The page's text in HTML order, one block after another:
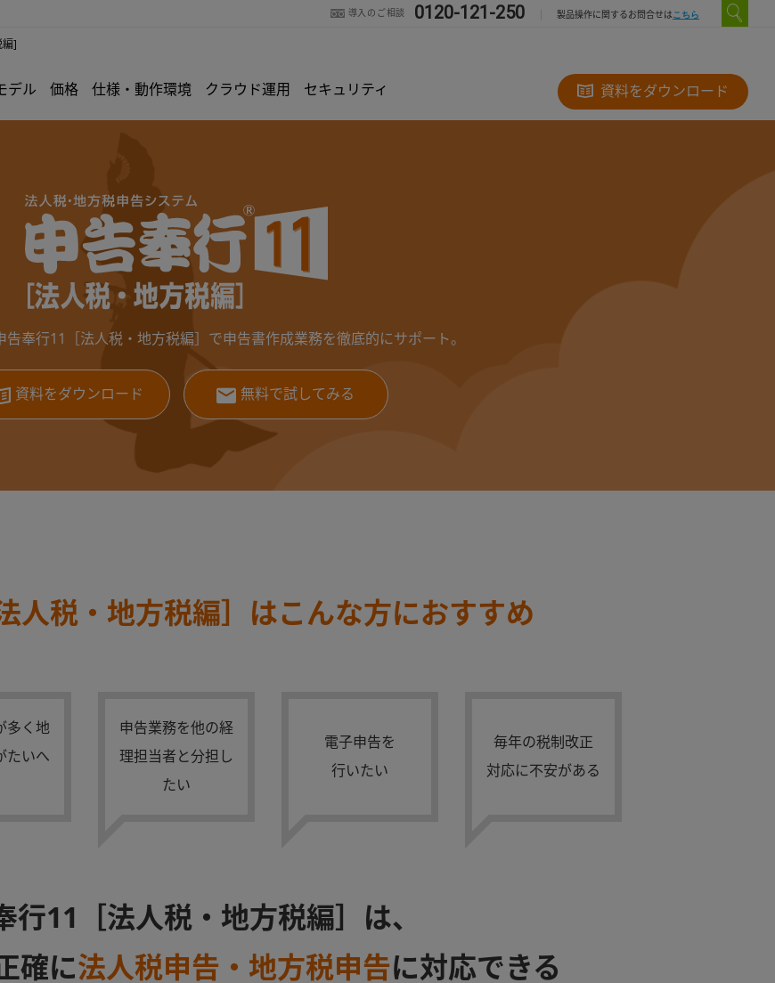
導入のご相談 0120-121-250 製品操作に関するお問合せは こちら
]
デル 価格 仕様・動作環境 クラウド運用 セキュリティ 資料をダウンロード
告奉行11［法人税・地方税編］で申告書作成業務を徹底的にサポート。
資料をダウンロード 無料で試してみる
人税・地方税編］はこんな方におすすめ
多く地
たいへ
申告業務を他の経
理担当者と分担し
たい
電子申告を
行いたい
毎年の税制改正
対応に不安がある
行11［法人税・地方税編］は、
確に法人税申告・地方税申告に対応できる